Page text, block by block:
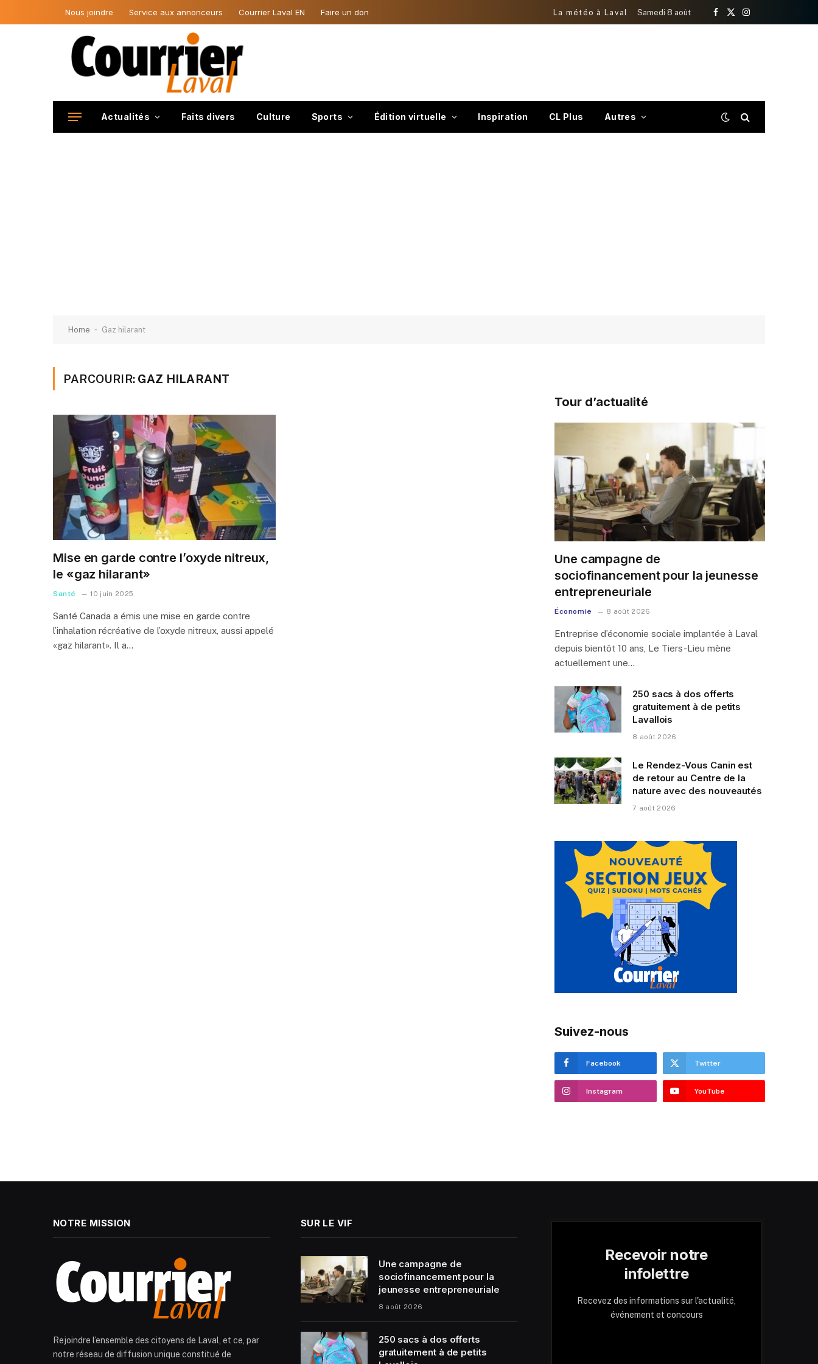
Nous joindre Service aux annonceurs Courrier Laval EN Faire un don La météo à Laval Samedi 8 août
Facebook
X
Instagram
Actualités Faits divers Culture Sports Édition virtuelle Inspiration CL Plus Autres
Home - Gaz hilarant
PARCOURIR: GAZ HILARANT
Mise en garde contre l’oxyde nitreux,
le «gaz hilarant»
Santé 10 juin 2025
Santé Canada a émis une mise en garde contre
l’inhalation récréative de l’oxyde nitreux, aussi appelé
«gaz hilarant». Il a…
Tour d’actualité
Une campagne de
sociofinancement pour la jeunesse
entrepreneuriale
Économie 8 août 2026
Entreprise d’économie sociale implantée à Laval
depuis bientôt 10 ans, Le Tiers-Lieu mène
actuellement une…
250 sacs à dos offerts
gratuitement à de petits
Lavallois
8 août 2026
Le Rendez-Vous Canin est
de retour au Centre de la
nature avec des nouveautés
7 août 2026
Suivez-nous
Facebook Twitter
Instagram YouTube
NOTRE MISSION
Rejoindre l’ensemble des citoyens de Laval, et ce, par
notre réseau de diffusion unique constitué de
SUR LE VIF
Une campagne de
sociofinancement pour la
jeunesse entrepreneuriale
8 août 2026
250 sacs à dos offerts
gratuitement à de petits
Recevoir notre
infolettre
Recevez des informations sur l'actualité,
événement et concours